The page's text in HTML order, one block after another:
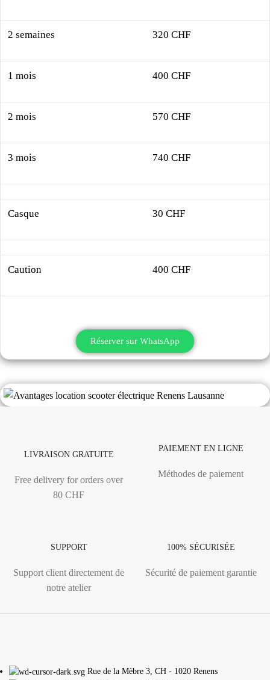
2 semaines 320 CHF
1 mois 400 CHF
2 mois 570 CHF
3 mois 740 CHF
Casque 30 CHF
Caution 400 CHF
Réserver sur WhatsApp
LIVRAISON GRATUITE
Free delivery for orders over
80 CHF
PAIEMENT EN LIGNE
Méthodes de paiement
SUPPORT
Support client directement de
notre atelier
100% SÉCURISÉE
Sécurité de paiement garantie
Rue de la Mèbre 3, CH - 1020 Renens